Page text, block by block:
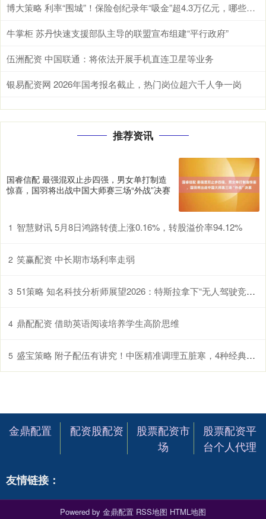
博大策略 利率“围城”！保险创纪录年“吸金”超4.3万亿元，哪些险种最“吸金”？
牛掌柜 苏丹快速支援部队主导的联盟宣布组建“平行政府”
伍洲配资 中国联通：将依法开展手机直连卫星等业务
银易配资网 2026年国考报名截止，热门岗位超六千人争一岗
推荐资讯
国睿信配 最强混双止步四强，男女单打制造
惊喜，国羽将出战中国大师赛三场“外战”决赛
1 智慧财讯 5月8日鸿路转债上涨0.16%，转股溢价率94.12%
2 笑赢配资 中长期市场利率走弱
3 51策略 知名科技分析师展望2026：特斯拉拿下“无人驾驶竞赛” 苹果在AI赛道突围！
4 鼎配配资 借助英语阅读培养学生高阶思维
5 盛宝策略 附子配伍有讲究！中医精准调理五脏寒，4种经典搭配安全又有效
金鼎配置 配资股配资
股票配资市
场
股票配资平
台个人代理
友情链接：
Powered by 金鼎配置 RSS地图 HTML地图